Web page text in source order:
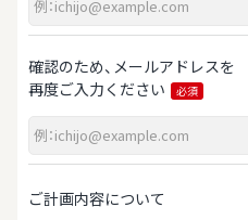
確認のため、メールアドレスを
再度ご入力ください
必須
ご計画内容について